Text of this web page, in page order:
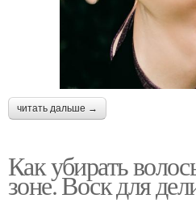
читать дальше →
Как убирать
зоне. Воск для